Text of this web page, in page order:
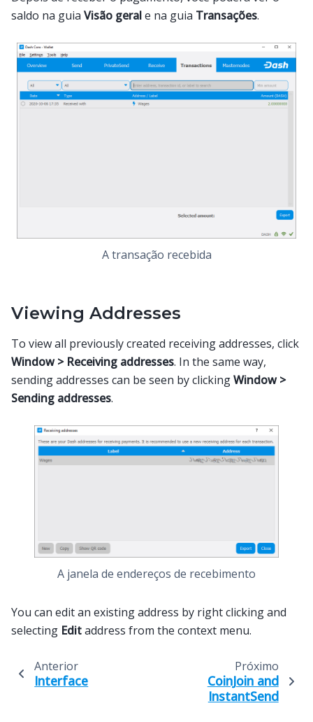
saldo na guia Visão gerale na guia Transações.
A transação recebida
Viewing Addresses
To view all previously created receiving addresses, click
Window > Receiving addresses. In the same way,
sending addresses can be seen by clickingWindow >
Sending addresses.
A janela de endereços de recebimento
You can edit an existing address by right clicking and
selecting Editaddress from the context menu.
Anterior
Interface
Próximo
CoinJoin and
InstantSend